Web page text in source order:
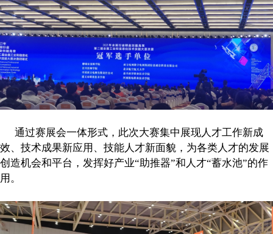
通过赛展会一体形式，此次大赛集中展现人才工作新成
效、技术成果新应用、技能人才新面貌，为各类人才的发展
创造机会和平台，发挥好产业“助推器”和人才“蓄水池”的作
用。